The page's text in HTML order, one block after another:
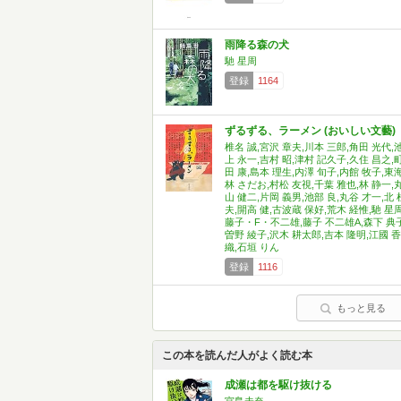
雨降る森の犬
馳 星周
登録
1164
ずるずる、ラーメン (おいしい文藝)
椎名 誠,宮沢 章夫,川本 三郎,角田 光代,
上 永一,吉村 昭,津村 記久子,久住 昌之,
田 康,島本 理生,内澤 旬子,内館 牧子,東
林 さだお,村松 友視,千葉 雅也,林 静一,
山 健二,片岡 義男,池部 良,丸谷 才一,北
夫,開高 健,古波蔵 保好,荒木 経惟,馳 星
藤子・F・不二雄,藤子 不二雄A,森下 典
曽野 綾子,沢木 耕太郎,吉本 隆明,江國 香
織,石垣 りん
登録
1116
もっと見る
この本を読んだ人がよく読む本
成瀬は都を駆け抜ける